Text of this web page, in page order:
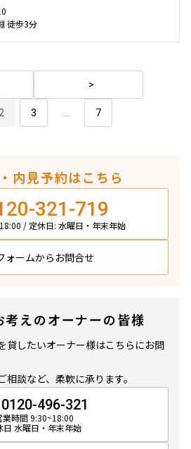
徒歩3分
3 ... 7
内見予約はこちら
321-719
/ 定休日: 水曜日・年末年始
ォームからお問合せ
考えのオーナーの皆様
貸したいオーナー様はこちらにお問
談など、柔軟に承ります。
0120-496-321
業時間 9:30~18:00
日 水曜日・年末年始